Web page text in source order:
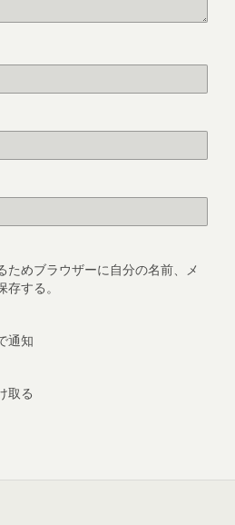
ためブラウザーに自分の名前、メ
する。
通知
取る